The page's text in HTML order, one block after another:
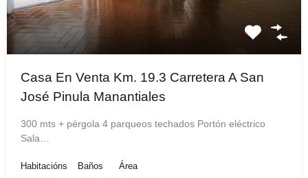
Casa En Venta Km. 19.3 Carretera A San
José Pinula Manantiales
300 mts + pérgola 4 parqueos techados Portón eléctrico
Sala…
Habitacións
Baños
Área